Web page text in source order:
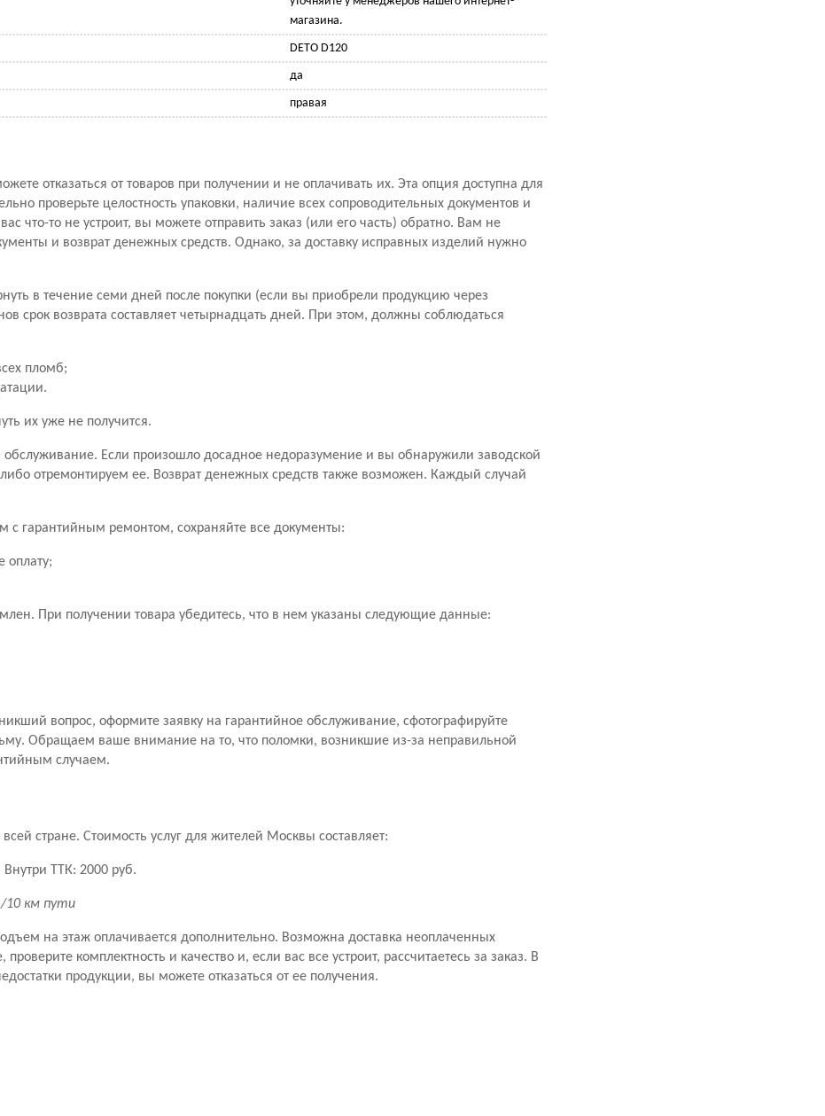
магазина.
DETO D120
да
правая
отказаться от товаров при получении и не оплачивать их. Эта опция доступна для
проверьте целостность упаковки, наличие всех сопроводительных документов и
что-то не устроит, вы можете отправить заказ (или его часть) обратно. Вам не
и возврат денежных средств. Однако, за доставку исправных изделий нужно
в течение семи дней после покупки (если вы приобрели продукцию через
срок возврата составляет четырнадцать дней. При этом, должны соблюдаться
пломб;
их уже не получится.
Если произошло досадное недоразумение и вы обнаружили заводской
отремонтируем ее. Возврат денежных средств также возможен. Каждый случай
с гарантийным ремонтом, сохраняйте все документы:
оплату;
При получении товара убедитесь, что в нем указаны следующие данные:
вопрос, оформите заявку на гарантийное обслуживание, сфотографируйте
Обращаем ваше внимание на то, что поломки, возникшие из-за неправильной
случаем.
стране. Стоимость услуг для жителей Москвы составляет:
Внутри ТТК: 2000 руб.
10 км пути
на этаж оплачивается дополнительно. Возможна доставка неоплаченных
комплектность и качество и, если вас все устроит, рассчитаетесь за заказ. В
продукции, вы можете отказаться от ее получения.